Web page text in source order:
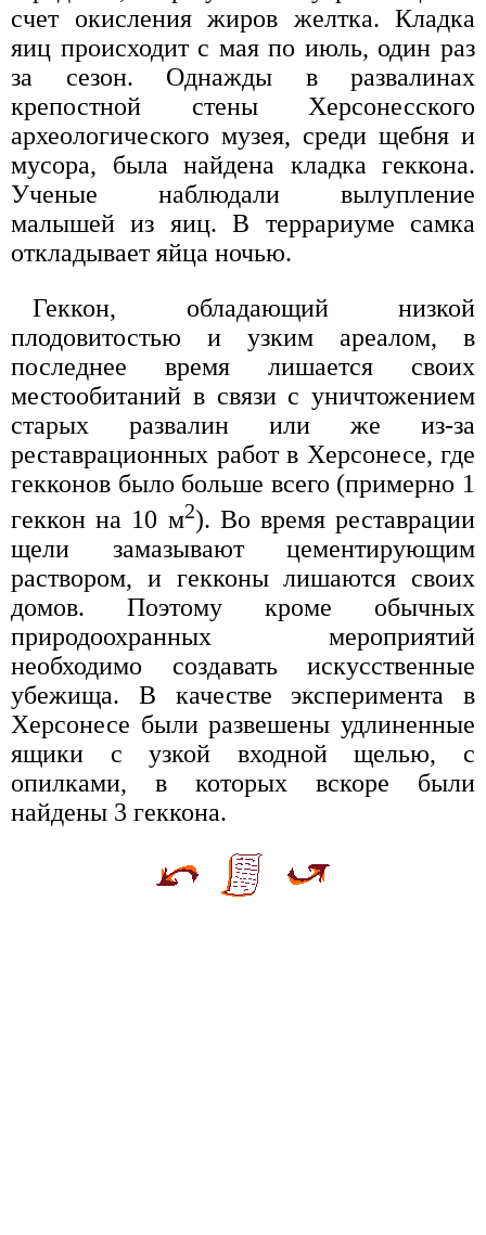
счет окисления жиров желтка. Кладка
яиц происходит с мая по июль, один раз
за сезон. Однажды в развалинах
крепостной стены Херсонесского
археологического музея, среди щебня и
мусора, была найдена кладка геккона.
Ученые наблюдали вылупление
малышей из яиц. В террариуме самка
откладывает яйца ночью.
Геккон, обладающий низкой
плодовитостью и узким ареалом, в
последнее время лишается своих
местообитаний в связи с уничтожением
старых развалин или же из-за
реставрационных работ в Херсонесе, где
гекконов было больше всего (примерно 1
геккон на 10 м2). Во время реставрации
щели замазывают цементирующим
раствором, и гекконы лишаются своих
домов. Поэтому кроме обычных
природоохранных мероприятий
необходимо создавать искусственные
убежища. В качестве эксперимента в
Херсонесе были развешены удлиненные
ящики с узкой входной щелью, с
опилками, в которых вскоре были
найдены 3 геккона.